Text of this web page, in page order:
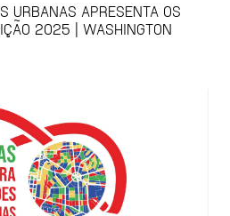
URBANAS APRESENTA OS
2025 | WASHINGTON